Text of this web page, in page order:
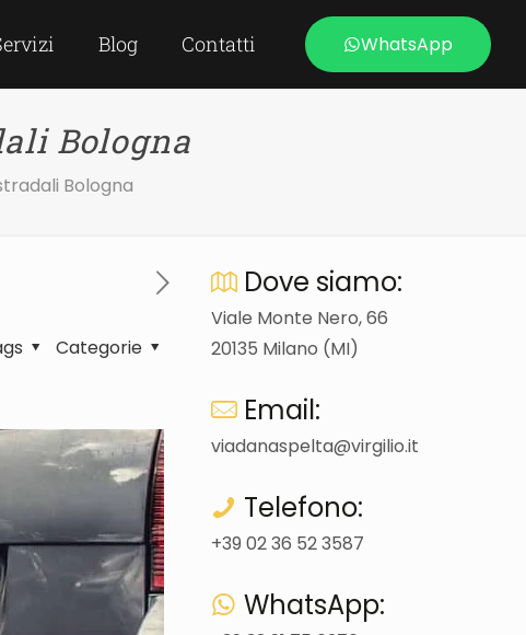
Blog Contatti WhatsApp
Bologna
Bologna
Categorie
Dove siamo:
Viale Monte Nero, 66
20135 Milano (MI)
Email:
viadanaspelta@virgilio.it
Telefono:
+39 02 36 52 3587
WhatsApp: